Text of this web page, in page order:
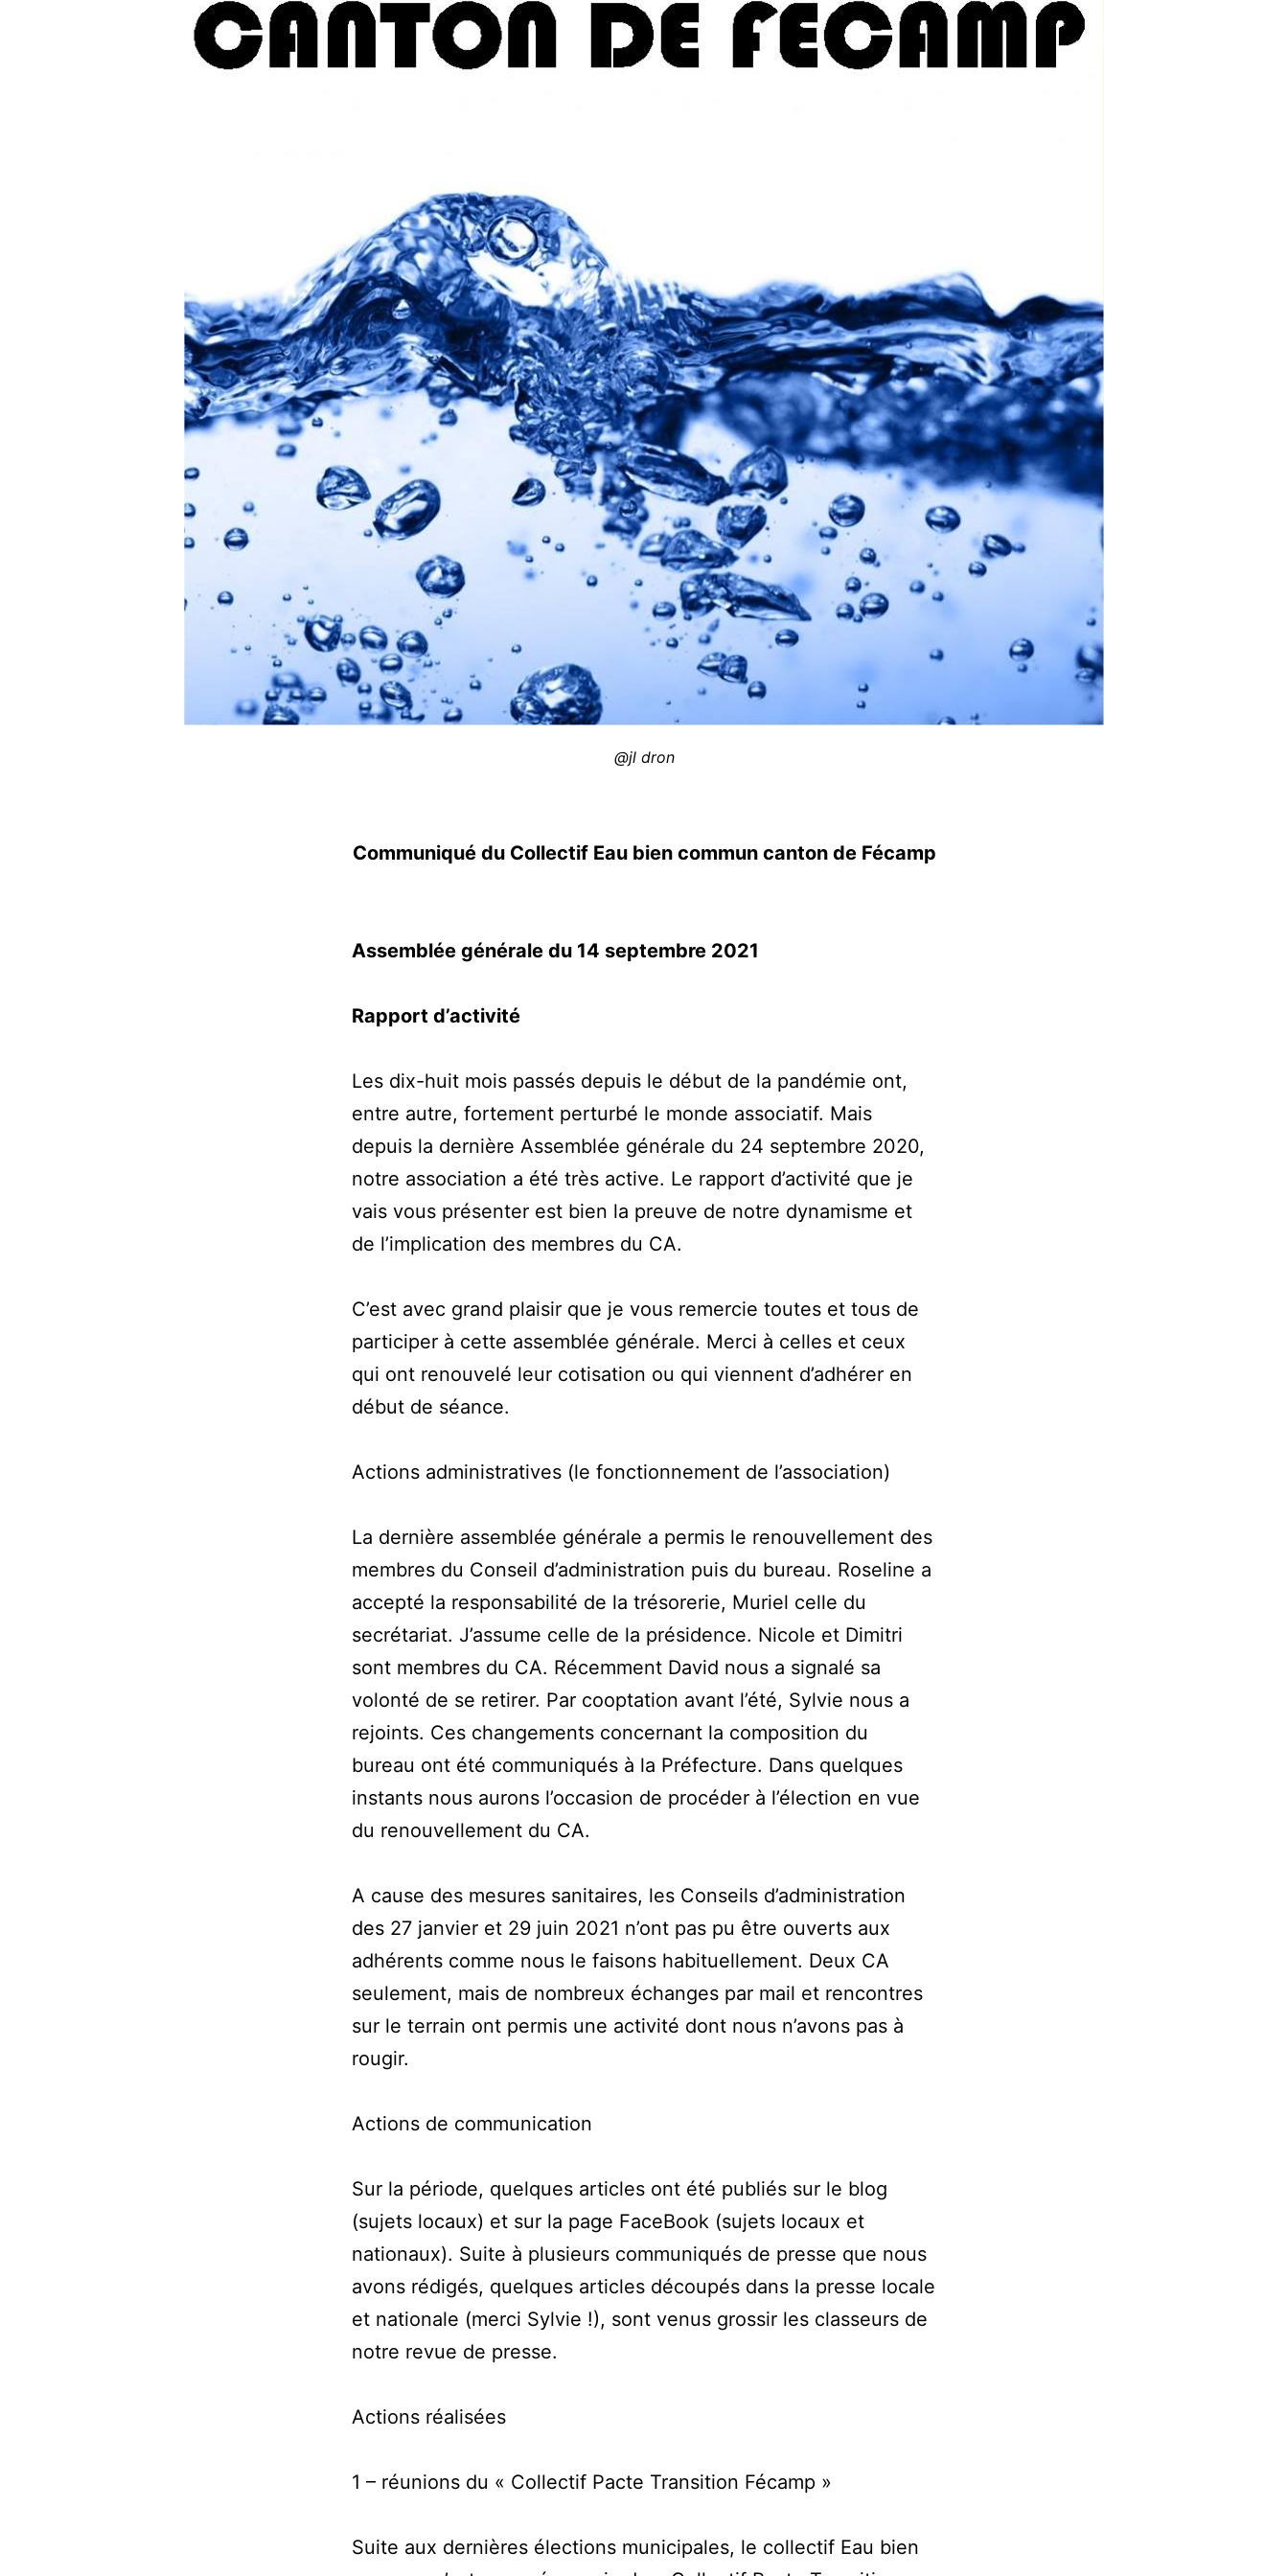
@jl dron
Communiqué du Collectif Eau bien commun canton de Fécamp
Assemblée générale du 14 septembre 2021
Rapport d’activité
Les dix-huit mois passés depuis le début de la pandémie ont,
entre autre, fortement perturbé le monde associatif. Mais
depuis la dernière Assemblée générale du 24 septembre 2020,
notre association a été très active. Le rapport d’activité que je
vais vous présenter est bien la preuve de notre dynamisme et
de l’implication des membres du CA.
C’est avec grand plaisir que je vous remercie toutes et tous de
participer à cette assemblée générale. Merci à celles et ceux
qui ont renouvelé leur cotisation ou qui viennent d’adhérer en
début de séance.
Actions administratives (le fonctionnement de l’association)
La dernière assemblée générale a permis le renouvellement des
membres du Conseil d’administration puis du bureau. Roseline a
accepté la responsabilité de la trésorerie, Muriel celle du
secrétariat. J’assume celle de la présidence. Nicole et Dimitri
sont membres du CA. Récemment David nous a signalé sa
volonté de se retirer. Par cooptation avant l’été, Sylvie nous a
rejoints. Ces changements concernant la composition du
bureau ont été communiqués à la Préfecture. Dans quelques
instants nous aurons l’occasion de procéder à l’élection en vue
du renouvellement du CA.
A cause des mesures sanitaires, les Conseils d’administration
des 27 janvier et 29 juin 2021 n’ont pas pu être ouverts aux
adhérents comme nous le faisons habituellement. Deux CA
seulement, mais de nombreux échanges par mail et rencontres
sur le terrain ont permis une activité dont nous n’avons pas à
rougir.
Actions de communication
Sur la période, quelques articles ont été publiés sur le blog
(sujets locaux) et sur la page FaceBook (sujets locaux et
nationaux). Suite à plusieurs communiqués de presse que nous
avons rédigés, quelques articles découpés dans la presse locale
et nationale (merci Sylvie !), sont venus grossir les classeurs de
notre revue de presse.
Actions réalisées
1 – réunions du « Collectif Pacte Transition Fécamp »
Suite aux dernières élections municipales, le collectif Eau bien